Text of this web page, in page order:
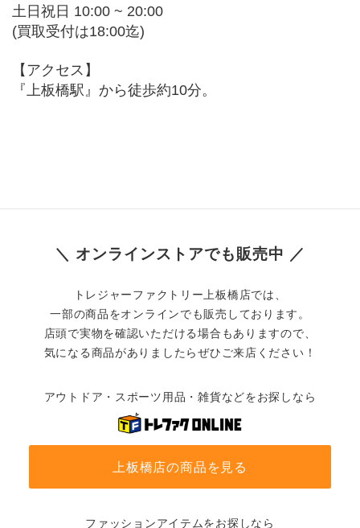
土日祝日 10:00 ~ 20:00
(買取受付は18:00迄)
【アクセス】
『上板橋駅』から徒歩約10分。
＼ オンラインストアでも販売中 ／
トレジャーファクトリー上板橋店では、
一部の商品をオンラインでも販売しております。
店頭で実物を確認いただける場合もありますので、
気になる商品がありましたらぜひご来店ください！
アウトドア・スポーツ用品・雑貨などをお探しなら
上板橋店の商品を見る
ファッションアイテムをお探しなら